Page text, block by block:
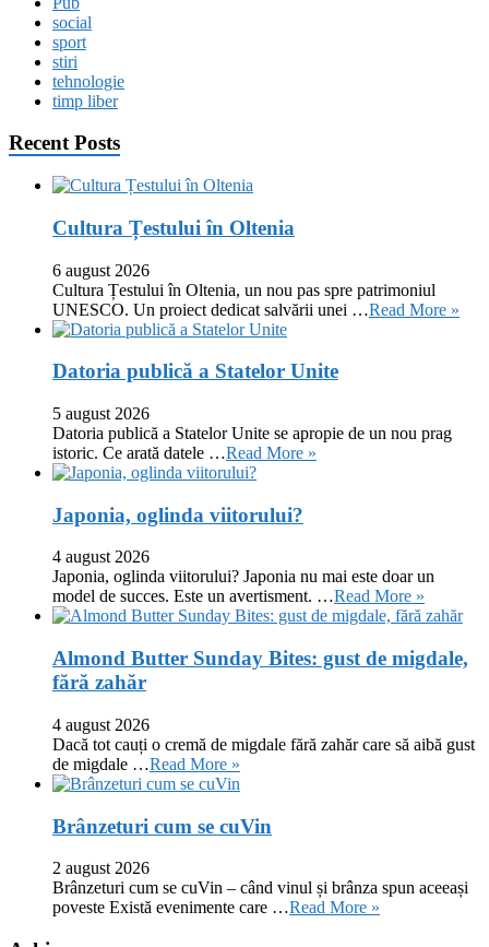
social
sport
stiri
tehnologie
timp liber
Recent Posts
Cultura Țestului în Oltenia
6 august 2026
Cultura Țestului în Oltenia, un nou pas spre patrimoniul
UNESCO. Un proiect dedicat salvării unei …Read More »
Datoria publică a Statelor Unite
5 august 2026
Datoria publică a Statelor Unite se apropie de un nou prag
istoric. Ce arată datele …Read More »
Japonia, oglinda viitorului?
4 august 2026
Japonia, oglinda viitorului? Japonia nu mai este doar un
model de succes. Este un avertisment. …Read More »
Almond Butter Sunday Bites: gust de migdale,
fără zahăr
4 august 2026
Dacă tot cauți o cremă de migdale fără zahăr care să aibă gust
de migdale …Read More »
Brânzeturi cum se cuVin
2 august 2026
Brânzeturi cum se cuVin – când vinul și brânza spun aceeași
poveste Există evenimente care …Read More »